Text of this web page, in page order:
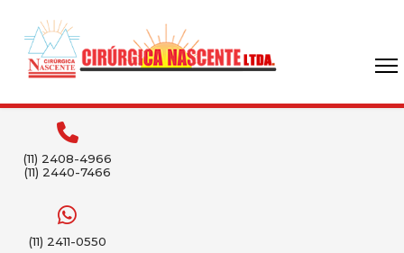
(11) 2408-4966
(11) 2440-7466
(11) 2411-0550